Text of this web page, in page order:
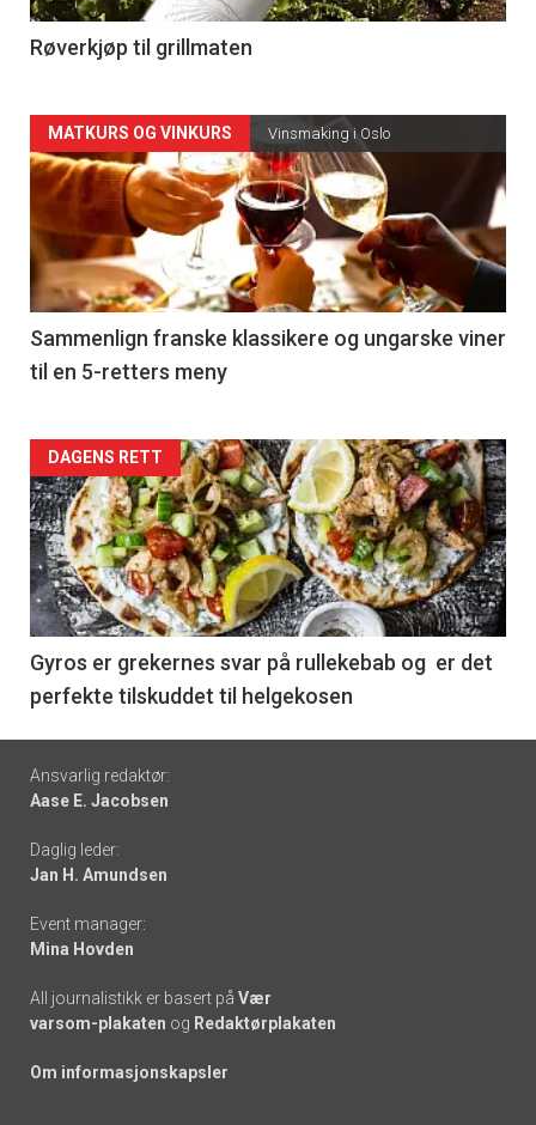
4
Røverkjøp til grillmaten
Forsiden
akkurat
nå
-
5
MATKURS OG VINKURS Vinsmaking i Oslo
Sammenlign franske klassikere og ungarske viner
til en 5-retters meny
Forsiden
akkurat
nå
-
6
DAGENS RETT
Gyros er grekernes svar på rullekebab og er det
perfekte tilskuddet til helgekosen
Footer
-
links
Ansvarlig redaktør:
Aase E. Jacobsen
Daglig leder:
Jan H. Amundsen
Event manager:
Mina Hovden
All journalistikk er basert på Vær
varsom-plakaten og Redaktørplakaten
Om informasjonskapsler